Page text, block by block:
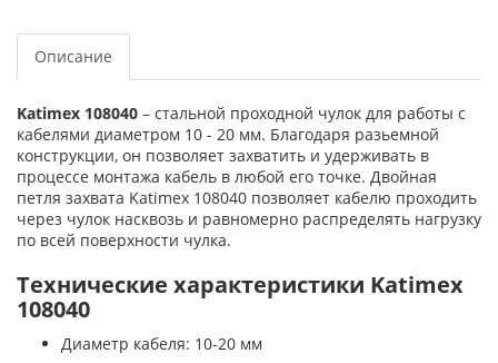
Описание
Katimex 108040 – стальной проходной чулок для работы с
кабелями диаметром 10 - 20 мм. Благодаря разьемной
конструкции, он позволяет захватить и удерживать в
процессе монтажа кабель в любой его точке. Двойная
петля захвата Katimex 108040 позволяет кабелю проходить
через чулок насквозь и равномерно распределять нагрузку
по всей поверхности чулка.
Технические характеристики Katimex
108040
Диаметр кабеля: 10-20 мм